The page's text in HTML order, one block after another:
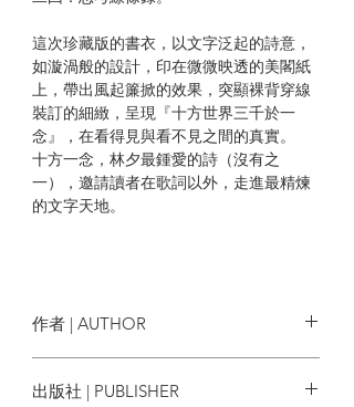
這次珍藏版的書衣，以文字泛起的詩意，
如漩渦般的設計，印在微微映透的美閣紙
上，帶出風起簾掀的效果，突顯裸背穿線
裝訂的細緻，呈現『十方世界三千於一
念』，在看得見與看不見之間的真實。
十方一念，林夕最鍾愛的詩（沒有之
一），邀請讀者在歌詞以外，走進最精煉
的文字天地。
林夕， 畢業於香港大學文學院，主修翻
音樂工廠創作總監／總經理、商業電台廣
作者 | AUTHOR
出版社 | PUBLISHER